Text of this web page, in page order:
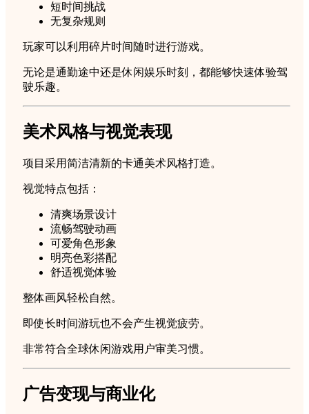
短时间挑战
无复杂规则
玩家可以利用碎片时间随时进行游戏。
无论是通勤途中还是休闲娱乐时刻，都能够快速体验驾
驶乐趣。
美术风格与视觉表现
项目采用简洁清新的卡通美术风格打造。
视觉特点包括：
清爽场景设计
流畅驾驶动画
可爱角色形象
明亮色彩搭配
舒适视觉体验
整体画风轻松自然。
即使长时间游玩也不会产生视觉疲劳。
非常符合全球休闲游戏用户审美习惯。
广告变现与商业化